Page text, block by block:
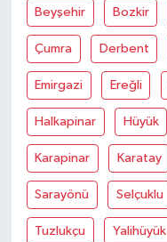
Beyşehir Bozkir
Çumra Derbent
Emirgazi Ereğli
Halkapinar Hüyük
Karapinar Karatay
Sarayönü Selçuklu
Tuzlukçu Yalihüyük